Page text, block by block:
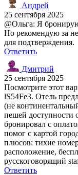
Андрей
25 сентября 2025
@Ольга: Я
Но рекомендую за
для подтверждения.
Ответить
Дмитрий
25 сентября 2025
Посмотрите этот
lS54Fe3. Отель
(не
пешей доступности
бронировал с
помог с картой
плюсов: тихие
расположение,
русскоговорящий
Ответить